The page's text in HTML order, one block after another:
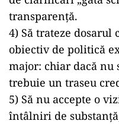
transparență.
4) Să trateze
obiectiv de politică
major: chiar dacă nu
trebuie un traseu
5) Să nu accepte o
întâlniri de